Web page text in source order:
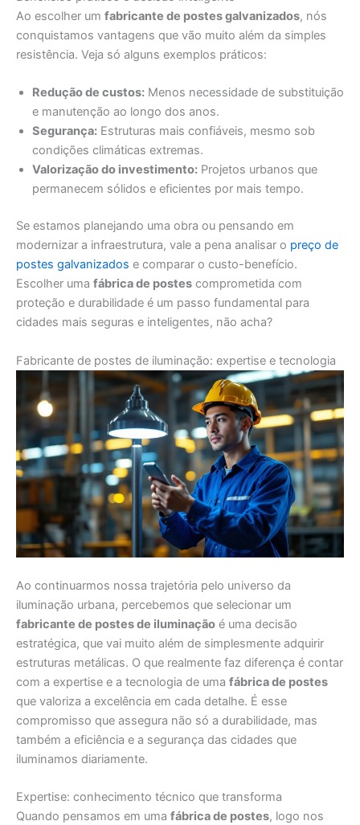
Ao escolher um fabricante de postes galvanizados, nós
conquistamos vantagens que vão muito além da simples
resistência. Veja só alguns exemplos práticos:
Redução de custos: Menos necessidade de substituição
e manutenção ao longo dos anos.
Segurança: Estruturas mais confiáveis, mesmo sob
condições climáticas extremas.
Valorização do investimento: Projetos urbanos que
permanecem sólidos e eficientes por mais tempo.
Se estamos planejando uma obra ou pensando em
modernizar a infraestrutura, vale a pena analisar o preço de
postes galvanizados e comparar o custo-benefício.
Escolher uma fábrica de postes comprometida com
proteção e durabilidade é um passo fundamental para
cidades mais seguras e inteligentes, não acha?
Fabricante de postes de iluminação: expertise e tecnologia
Ao continuarmos nossa trajetória pelo universo da
iluminação urbana, percebemos que selecionar um
fabricante de postes de iluminação é uma decisão
estratégica, que vai muito além de simplesmente adquirir
estruturas metálicas. O que realmente faz diferença é contar
com a expertise e a tecnologia de uma fábrica de postes
que valoriza a excelência em cada detalhe. É esse
compromisso que assegura não só a durabilidade, mas
também a eficiência e a segurança das cidades que
iluminamos diariamente.
Expertise: conhecimento técnico que transforma
Quando pensamos em uma fábrica de postes, logo nos